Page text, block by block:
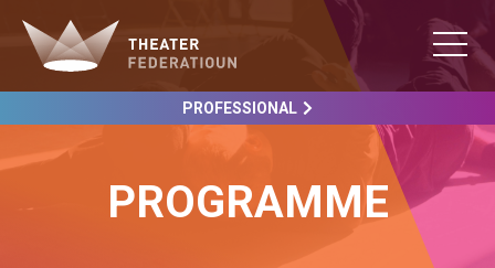
PROFESSIONAL
PROGRAMME